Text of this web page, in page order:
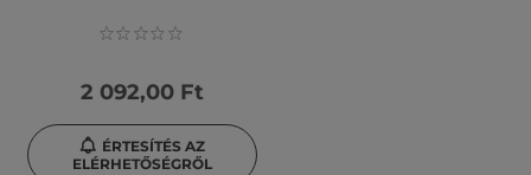
2 092,00 Ft
ÉRTESÍTÉS AZ
ELÉRHETŐSÉGRŐL